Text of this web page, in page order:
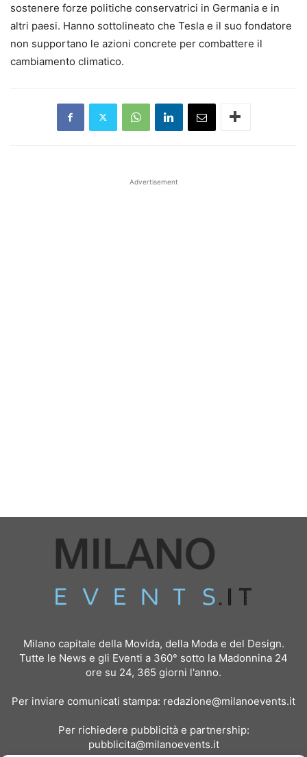
sostenere forze politiche conservatrici in Germania e in
altri paesi. Hanno sottolineato che Tesla e il suo fondatore
non supportano le azioni concrete per combattere il
cambiamento climatico.
Advertisement
Milano capitale della Movida, della Moda e del Design.
Tutte le News e gli Eventi a 360° sotto la Madonnina 24
ore su 24, 365 giorni l'anno.
Per inviare comunicati stampa: redazione@milanoevents.it
Per richiedere pubblicità e partnership:
pubblicita@milanoevents.it